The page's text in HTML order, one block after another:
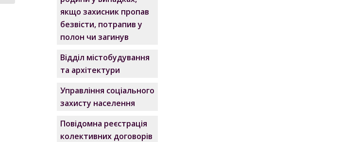
якщо захисник пропав
безвісти, потрапив у
полон чи загинув
Відділ містобудування
та архітектури
Управління соціального
захисту населення
Повідомна реєстрація
колективних договорів